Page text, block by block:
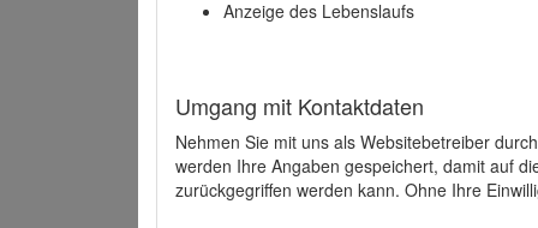
Anzeige des Lebenslaufs
Umgang mit Kontaktdaten
Nehmen Sie mit uns als Websitebetreiber
werden Ihre Angaben gespeichert, damit auf
zurückgegriffen werden kann. Ohne Ihre